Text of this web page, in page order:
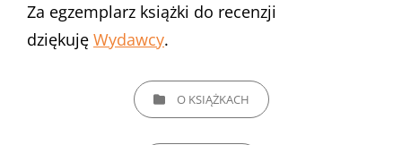
Za egzemplarz książki do recenzji
dziękuję Wydawcy.
CATEGORIESO KSIĄŻKACH